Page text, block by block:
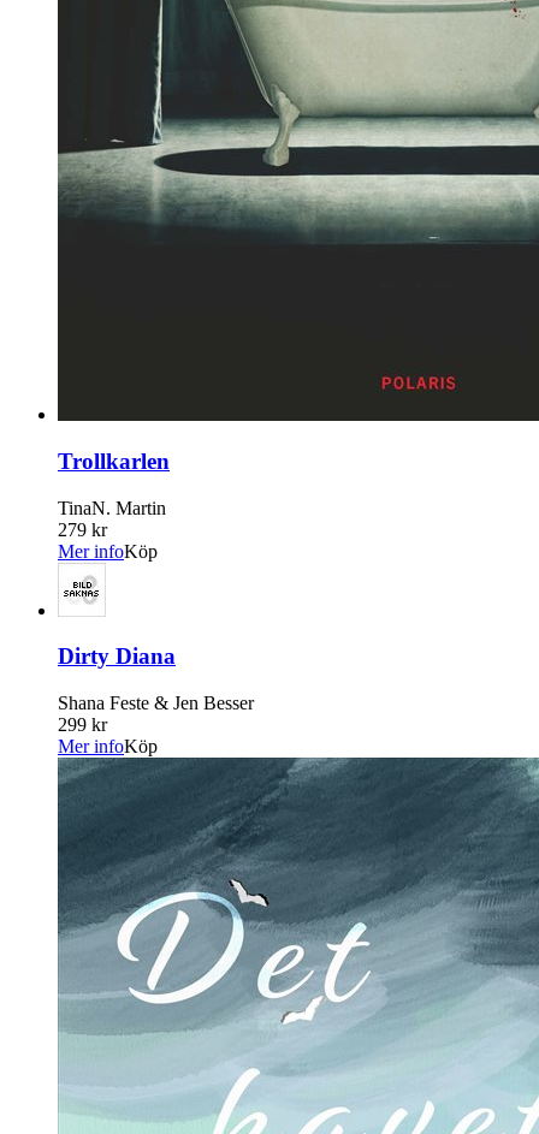
Trollkarlen
TinaN. Martin
279 kr
Mer infoKöp
Dirty Diana
Shana Feste & Jen Besser
299 kr
Mer infoKöp